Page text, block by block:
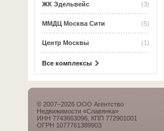
(3)
ЖК Эдельвейс
(5)
ММДЦ Москва Сити
(1)
Центр Москвы
Все комплексы
© 2007–2026 ООО Агентство
Недвижимости «Славянка»
ИНН 7743663096, КПП 772901001
ОГРН 1077761389903